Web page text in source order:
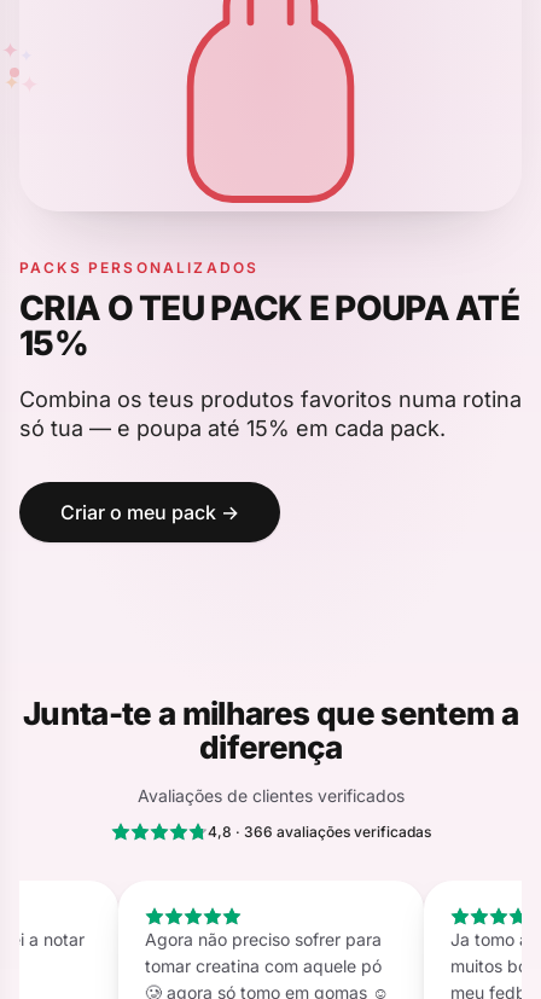
✦
✦
PACKS PERSONALIZADOS
CRIA O TEU PACK E POUPA ATÉ
15%
Combina os teus produtos favoritos numa rotina
só tua — e poupa até 15% em cada pack.
Criar o meu pack →
Junta-te a milhares que sentem a
diferença
Avaliações de clientes verificados
4,8 · 366 avaliações verificadas
a notar
Agora não preciso sofrer para
tomar creatina com aquele pó
🥲 agora só tomo em gomas ☺️
Ja tomo a
muitos
meu